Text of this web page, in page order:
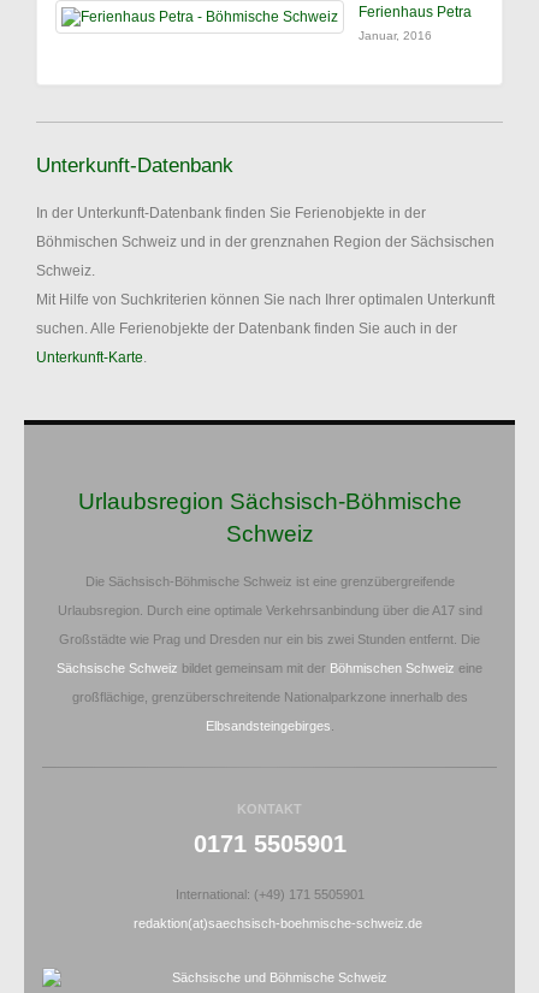
Ferienhaus Petra
Januar, 2016
Unterkunft-Datenbank
In der Unterkunft-Datenbank finden Sie Ferienobjekte in der
Böhmischen Schweiz und in der grenznahen Region der Sächsischen
Schweiz.
Mit Hilfe von Suchkriterien können Sie nach Ihrer optimalen Unterkunft
suchen. Alle Ferienobjekte der Datenbank finden Sie auch in der
Unterkunft-Karte.
Urlaubsregion Sächsisch-Böhmische
Schweiz
Die Sächsisch-Böhmische Schweiz ist eine grenzübergreifende
Urlaubsregion. Durch eine optimale Verkehrsanbindung über die A17 sind
Großstädte wie Prag und Dresden nur ein bis zwei Stunden entfernt. Die
Sächsische Schweiz bildet gemeinsam mit der Böhmischen Schweiz eine
großflächige, grenzüberschreitende Nationalparkzone innerhalb des
Elbsandsteingebirges
KONTAKT
0171 5505901
International: (+49) 171 5505901
redaktion(at)saechsisch-boehmische-schweiz.de